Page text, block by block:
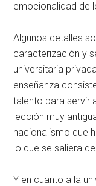
emocionalidad de
Algunos detalles
caracterización y
universitaria
enseñanza
talento para servir
lección muy
nacionalismo que
lo que se saliera
Y en cuanto a la